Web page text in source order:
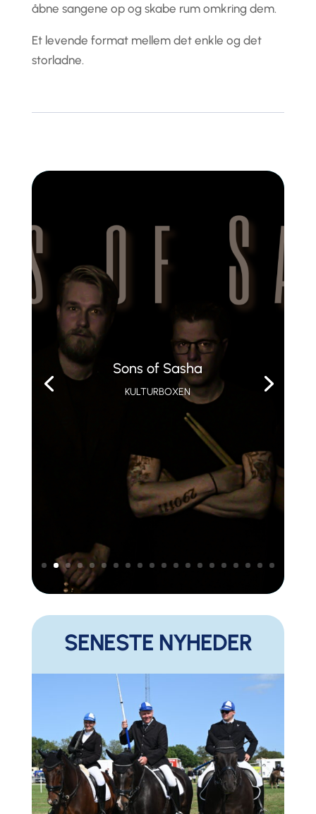
åbne sangene op og skabe rum omkring dem.
Et levende format mellem det enkle og det
storladne.
Sons of Sasha
KULTURBOXEN
KULTURBOXEN – FREDAG 03. JULI
SENESTE NYHEDER